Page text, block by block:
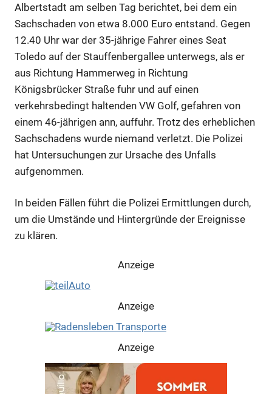
Albertstadt am selben Tag berichtet, bei dem ein
Sachschaden von etwa 8.000 Euro entstand. Gegen
12.40 Uhr war der 35-jährige Fahrer eines Seat
Toledo auf der Stauffenbergallee unterwegs, als er
aus Richtung Hammerweg in Richtung
Königsbrücker Straße fuhr und auf einen
verkehrsbedingt haltenden VW Golf, gefahren von
einem 46-jährigen ann, auffuhr. Trotz des erheblichen
Sachschadens wurde niemand verletzt. Die Polizei
hat Untersuchungen zur Ursache des Unfalls
aufgenommen.
In beiden Fällen führt die Polizei Ermittlungen durch,
um die Umstände und Hintergründe der Ereignisse
zu klären.
Anzeige
Anzeige
Anzeige